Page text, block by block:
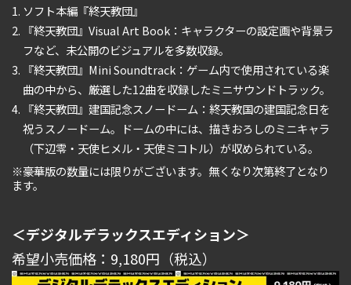
ソフト本編『終天教団』
『終天教団』Visual Art Book：キャラクターの設定画や背景ラ
フなど、未公開のビジュアルを多数収録。
『終天教団』Mini Soundtrack：ゲーム内で使用されている楽
曲の中から、厳選した12曲を収録したミニサウンドトラック。
『終天教団』建国記念スノードーム：終天教国の建国記念日を
祝うスノードーム。ドームの中には、描きおろしのミニキャラ
（下辺零・天使ヒメル・天使ミコトル）が収められている。
※豪華版の数量には限りがございます。無くなり次第終了となり
ます。
＜デジタルデラックスエディション＞
希望小売価格：9,180円（税込）